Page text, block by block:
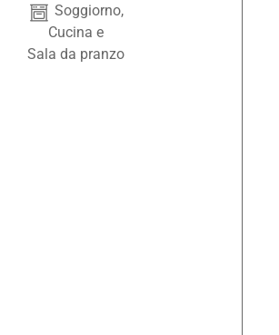
Soggiorno,
Cucina e
Sala da pranzo